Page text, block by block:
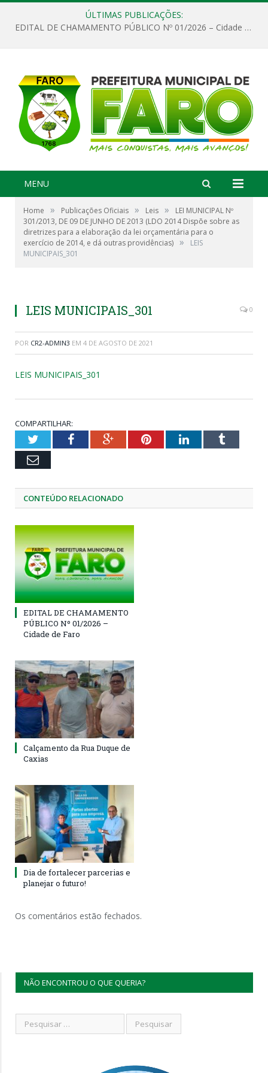
ÚLTIMAS PUBLICAÇÕES:
EDITAL DE CHAMAMENTO PÚBLICO Nº 01/2026 – Cidade de Faro
MENU
Home » Publicações Oficiais » Leis »
LEI MUNICIPAL Nº
301/2013, DE 09 DE JUNHO DE 2013 (LDO 2014 Dispõe sobre as
diretrizes para a elaboração da lei orçamentária para o
exercício de 2014, e dá outras providências) »
LEIS
MUNICIPAIS_301
LEIS MUNICIPAIS_301 0
POR CR2-ADMIN3 EM 4 DE AGOSTO DE 2021
LEIS MUNICIPAIS_301
COMPARTILHAR:
TwitterFacebookGoogle+PinterestLinkedInTumblr
Email
CONTEÚDO RELACIONADO
EDITAL DE CHAMAMENTO
PÚBLICO Nº 01/2026 –
Cidade de Faro
Calçamento da Rua Duque de
Caxias
Dia de fortalecer parcerias e
planejar o futuro!
Os comentários estão fechados.
NÃO ENCONTROU O QUE QUERIA?